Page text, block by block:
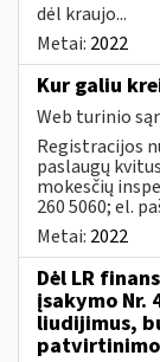
dėl kraujo...
Metai: 2022
Kur galiu
Web turinio
Registracijos
paslaugų
mokesčių
260 5060; el.
Metai: 2022
Dėl LR
įsakymo Nr.
liudijimus,